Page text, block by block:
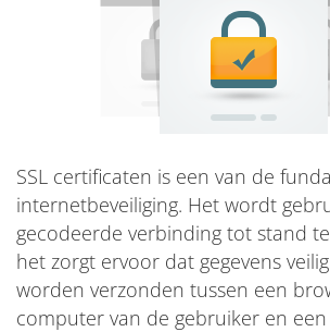
SSL certificaten is een van de
internetbeveiliging. Het wordt
gecodeerde verbinding tot stand
het zorgt ervoor dat gegevens
worden verzonden tussen een
computer van de gebruiker en